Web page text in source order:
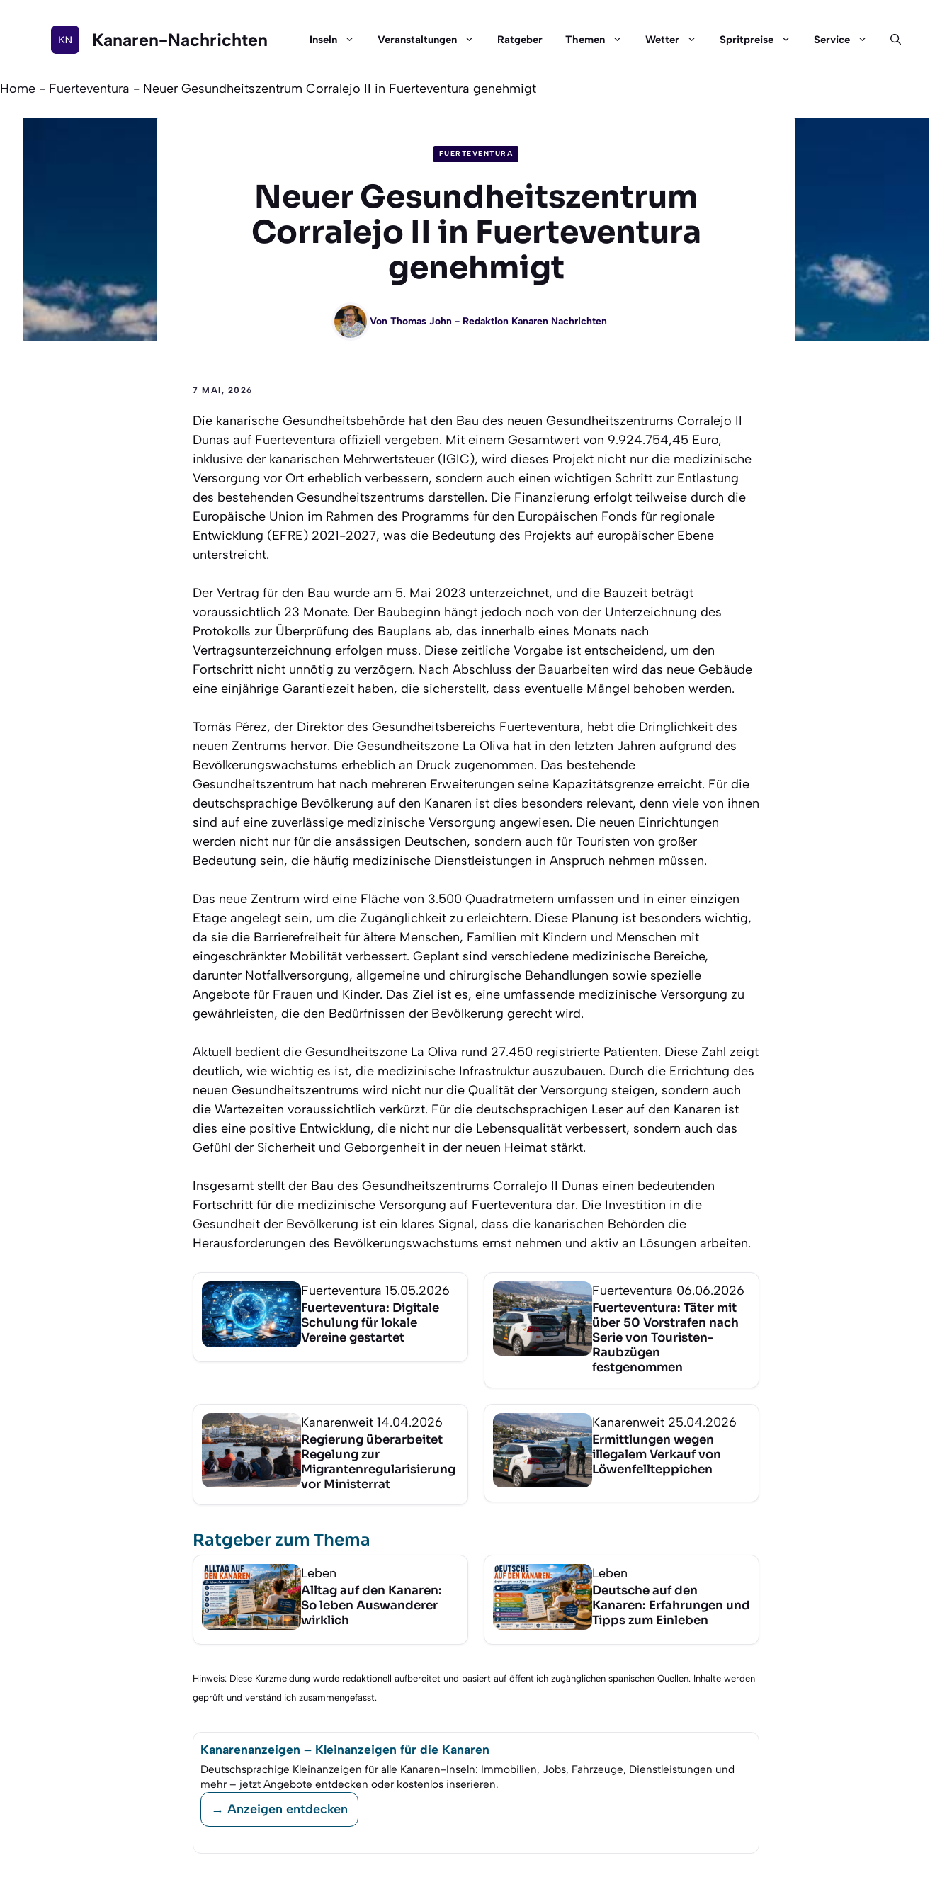
Kanaren-Nachrichten Inseln Veranstaltungen Ratgeber Themen Wetter Spritpreise Service
Home - Fuerteventura - Neuer Gesundheitszentrum Corralejo II in Fuerteventura genehmigt
FUERTEVENTURA
Neuer Gesundheitszentrum
Corralejo II in Fuerteventura
genehmigt
Von Thomas John- Redaktion Kanaren Nachrichten
7 MAI, 2026
Die kanarische Gesundheitsbehörde hat den Bau des neuen Gesundheitszentrums Corralejo II
Dunas auf Fuerteventura offiziell vergeben. Mit einem Gesamtwert von 9.924.754,45 Euro,
inklusive der kanarischen Mehrwertsteuer (IGIC), wird dieses Projekt nicht nur die medizinische
Versorgung vor Ort erheblich verbessern, sondern auch einen wichtigen Schritt zur Entlastung
des bestehenden Gesundheitszentrums darstellen. Die Finanzierung erfolgt teilweise durch die
Europäische Union im Rahmen des Programms für den Europäischen Fonds für regionale
Entwicklung (EFRE) 2021-2027, was die Bedeutung des Projekts auf europäischer Ebene
unterstreicht.
Der Vertrag für den Bau wurde am 5. Mai 2023 unterzeichnet, und die Bauzeit beträgt
voraussichtlich 23 Monate. Der Baubeginn hängt jedoch noch von der Unterzeichnung des
Protokolls zur Überprüfung des Bauplans ab, das innerhalb eines Monats nach
Vertragsunterzeichnung erfolgen muss. Diese zeitliche Vorgabe ist entscheidend, um den
Fortschritt nicht unnötig zu verzögern. Nach Abschluss der Bauarbeiten wird das neue Gebäude
eine einjährige Garantiezeit haben, die sicherstellt, dass eventuelle Mängel behoben werden.
Tomás Pérez, der Direktor des Gesundheitsbereichs Fuerteventura, hebt die Dringlichkeit des
neuen Zentrums hervor. Die Gesundheitszone La Oliva hat in den letzten Jahren aufgrund des
Bevölkerungswachstums erheblich an Druck zugenommen. Das bestehende
Gesundheitszentrum hat nach mehreren Erweiterungen seine Kapazitätsgrenze erreicht. Für die
deutschsprachige Bevölkerung auf den Kanaren ist dies besonders relevant, denn viele von ihnen
sind auf eine zuverlässige medizinische Versorgung angewiesen. Die neuen Einrichtungen
werden nicht nur für die ansässigen Deutschen, sondern auch für Touristen von großer
Bedeutung sein, die häufig medizinische Dienstleistungen in Anspruch nehmen müssen.
Das neue Zentrum wird eine Fläche von 3.500 Quadratmetern umfassen und in einer einzigen
Etage angelegt sein, um die Zugänglichkeit zu erleichtern. Diese Planung ist besonders wichtig,
da sie die Barrierefreiheit für ältere Menschen, Familien mit Kindern und Menschen mit
eingeschränkter Mobilität verbessert. Geplant sind verschiedene medizinische Bereiche,
darunter Notfallversorgung, allgemeine und chirurgische Behandlungen sowie spezielle
Angebote für Frauen und Kinder. Das Ziel ist es, eine umfassende medizinische Versorgung zu
gewährleisten, die den Bedürfnissen der Bevölkerung gerecht wird.
Aktuell bedient die Gesundheitszone La Oliva rund 27.450 registrierte Patienten. Diese Zahl zeigt
deutlich, wie wichtig es ist, die medizinische Infrastruktur auszubauen. Durch die Errichtung des
neuen Gesundheitszentrums wird nicht nur die Qualität der Versorgung steigen, sondern auch
die Wartezeiten voraussichtlich verkürzt. Für die deutschsprachigen Leser auf den Kanaren ist
dies eine positive Entwicklung, die nicht nur die Lebensqualität verbessert, sondern auch das
Gefühl der Sicherheit und Geborgenheit in der neuen Heimat stärkt.
Insgesamt stellt der Bau des Gesundheitszentrums Corralejo II Dunas einen bedeutenden
Fortschritt für die medizinische Versorgung auf Fuerteventura dar. Die Investition in die
Gesundheit der Bevölkerung ist ein klares Signal, dass die kanarischen Behörden die
Herausforderungen des Bevölkerungswachstums ernst nehmen und aktiv an Lösungen arbeiten.
Fuerteventura 15.05.2026
Fuerteventura: Digitale
Schulung für lokale
Vereine gestartet
Fuerteventura 06.06.2026
Fuerteventura: Täter mit
über 50 Vorstrafen nach
Serie von Touristen-
Raubzügen
festgenommen
Kanarenweit 14.04.2026
Regierung überarbeitet
Regelung zur
Migrantenregularisierung
vor Ministerrat
Kanarenweit 25.04.2026
Ermittlungen wegen
illegalem Verkauf von
Löwenfellteppichen
Ratgeber zum Thema
Leben
Alltag auf den Kanaren:
So leben Auswanderer
wirklich
Leben
Deutsche auf den
Kanaren: Erfahrungen und
Tipps zum Einleben
Hinweis: Diese Kurzmeldung wurde redaktionell aufbereitet und basiert auf öffentlich zugänglichen spanischen Quellen. Inhalte werden
geprüft und verständlich zusammengefasst.
Kanarenanzeigen – Kleinanzeigen für die Kanaren
Deutschsprachige Kleinanzeigen für alle Kanaren-Inseln: Immobilien, Jobs, Fahrzeuge, Dienstleistungen und
mehr – jetzt Angebote entdecken oder kostenlos inserieren.
→ Anzeigen entdecken